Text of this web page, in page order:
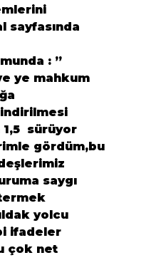
sayfasında
: ”
ye mahkum
sürüyor
gördüm,bu
saygı
yolcu
ifadeler
çok net